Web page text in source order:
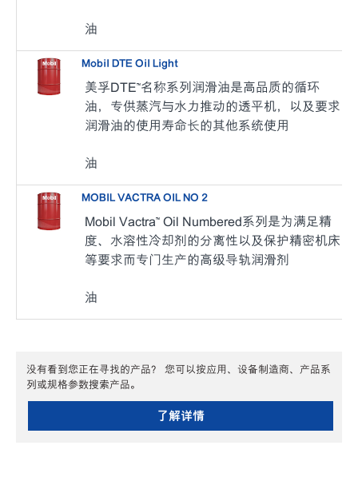
油
Mobil DTE Oil Light
美孚DTE™名称系列润滑油是高品质的循环
油，专供蒸汽与水力推动的透平机，以及要求
润滑油的使用寿命长的其他系统使用
油
MOBIL VACTRA OIL NO 2
Mobil Vactra™ Oil Numbered系列是为满足精
度、水溶性冷却剂的分离性以及保护精密机床
等要求而专门生产的高级导轨润滑剂
油
没有看到您正在寻找的产品？ 您可以按应用、设备制造商、产品系
列或规格参数搜索产品。
了解详情